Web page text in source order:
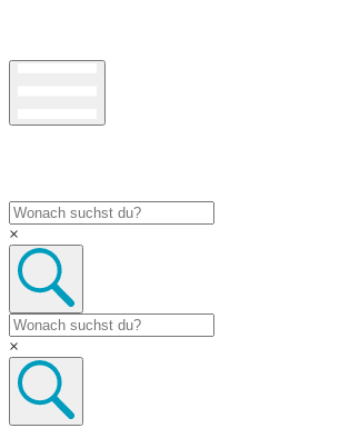
×
×